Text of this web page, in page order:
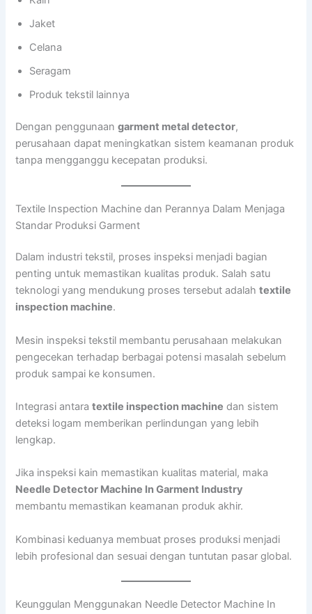
Jaket
Celana
Seragam
Produk tekstil lainnya
Dengan penggunaangarment metal detector,
perusahaan dapat meningkatkan sistem keamanan produk
tanpa mengganggu kecepatan produksi.
Textile Inspection Machine dan Perannya Dalam Menjaga
Standar Produksi Garment
Dalam industri tekstil, proses inspeksi menjadi bagian
penting untuk memastikan kualitas produk. Salah satu
teknologi yang mendukung proses tersebut adalahtextile
inspection machine.
Mesin inspeksi tekstil membantu perusahaan melakukan
pengecekan terhadap berbagai potensi masalah sebelum
produk sampai ke konsumen.
Integrasi antaratextile inspection machine dan sistem
deteksi logam memberikan perlindungan yang lebih
lengkap.
Jika inspeksi kain memastikan kualitas material, maka
Needle Detector Machine In Garment Industry
membantu memastikan keamanan produk akhir.
Kombinasi keduanya membuat proses produksi menjadi
lebih profesional dan sesuai dengan tuntutan pasar global.
Keunggulan Menggunakan Needle Detector Machine In